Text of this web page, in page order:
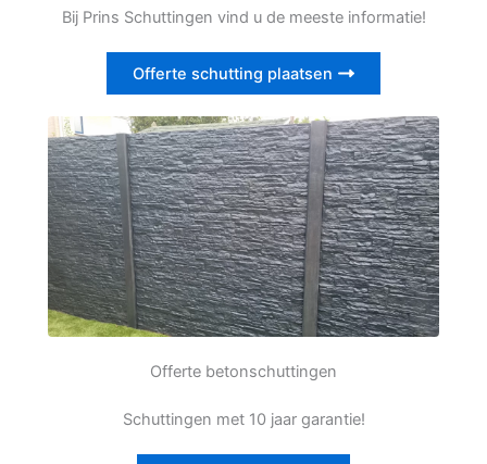
Bij Prins Schuttingen vind u de meeste informatie!
Offerte schutting plaatsen
Offerte betonschuttingen
Schuttingen met 10 jaar garantie!